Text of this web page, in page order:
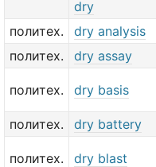
dry
политех.
dry analysis
политех.
dry assay
политех. dry basis
политех.
dry battery
политех. dry blast